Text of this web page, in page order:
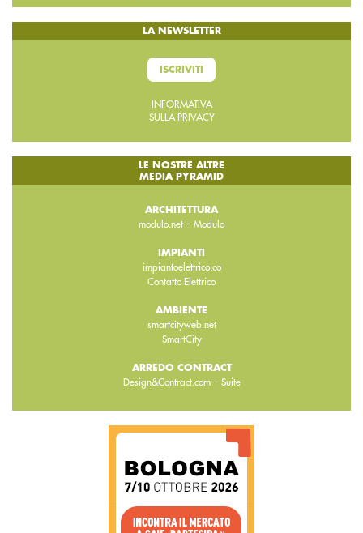
LA NEWSLETTER
ISCRIVITI
INFORMATIVA
SULLA PRIVACY
LE NOSTRE ALTRE
MEDIA PYRAMID
ARCHITETTURA
modulo.net - Modulo
IMPIANTI
impiantoelettrico.co
Contatto Elettrico
AMBIENTE
smartcityweb.net
SmartCity
ARREDO CONTRACT
Design&Contract.com- Suite